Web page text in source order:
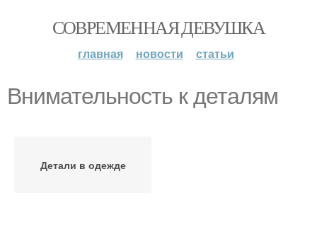
СОВРЕМЕННАЯ ДЕВУШКА
главная новости статьи
Внимательность к деталям
Детали в одежде